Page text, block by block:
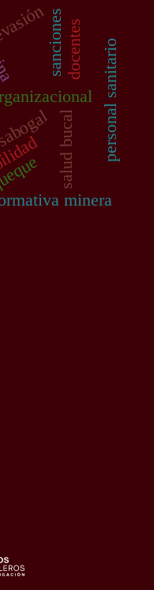
personal sanitario
salud bucal
minera
sancionesdocentes